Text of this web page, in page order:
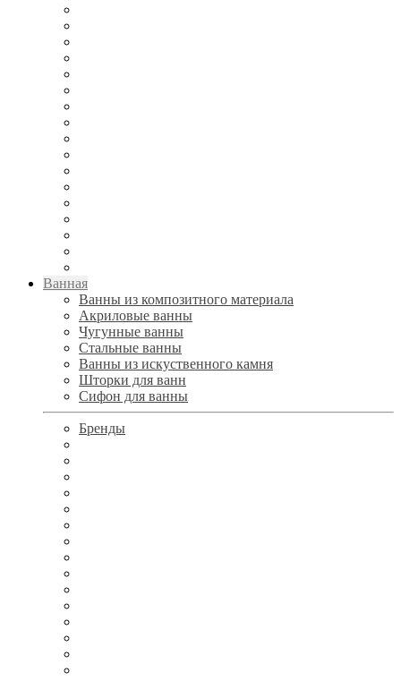
Ванная
Ванны из композитного материала
Акриловые ванны
Чугунные ванны
Стальные ванны
Ванны из искуственного камня
Шторки для ванн
Сифон для ванны
Бренды